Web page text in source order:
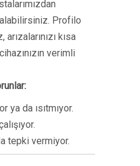
Profilo
kısa
verimli
ya da ısıtmıyor.
tepki vermiyor.